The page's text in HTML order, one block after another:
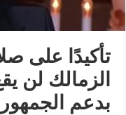
تأكيدًا على
الزمالك لن
بدعم الجمهور